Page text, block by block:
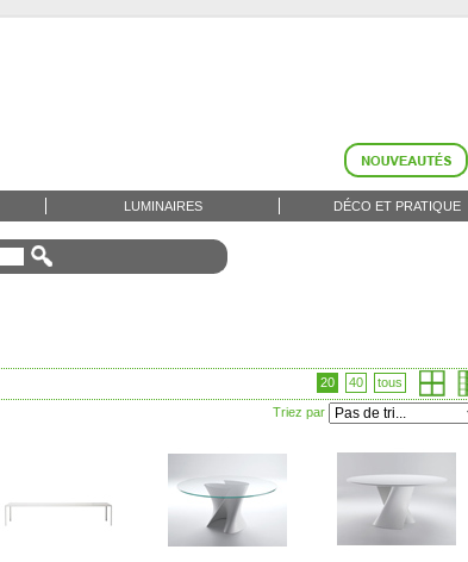
LUMINAIRES DÉCO ET PRATIQUE
Triez par
20 40 tous